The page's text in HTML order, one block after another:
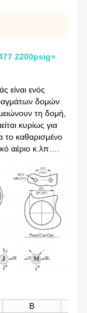
2200psig»
είναι ενός
δομών
τη δομή,
κυρίως για
το καθαρισμένο
αέριο κ.λπ….
Β